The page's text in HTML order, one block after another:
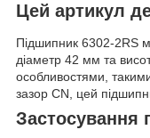
Цей артикул
Підшипник 6302-2RS
діаметр 42 мм та
особливостями,
зазор CN, цей
Застосування